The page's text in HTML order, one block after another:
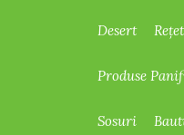
Desert
Produse
Sosuri